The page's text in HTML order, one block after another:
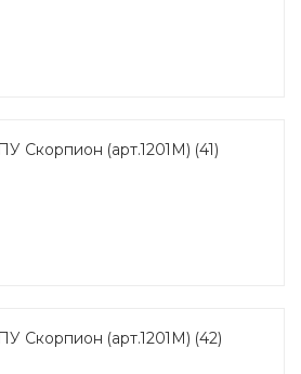
Скорпион (арт.1201М) (41)
Скорпион (арт.1201М) (42)